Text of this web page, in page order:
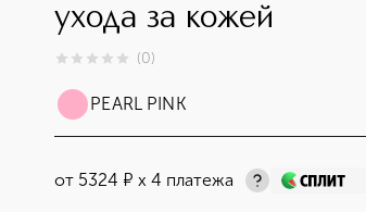
ухода за кожей
0из 0 (0)
PEARL PINK
от 5324 ¤ х 4 платежа